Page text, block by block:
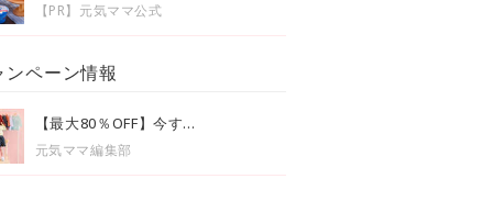
【PR】元気ママ公式
ンペーン情報
【最大80％OFF】今す...
元気ママ編集部